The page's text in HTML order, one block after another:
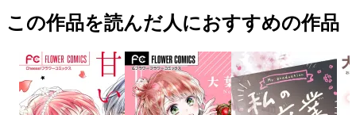
この作品を読んだ人におすすめの作品